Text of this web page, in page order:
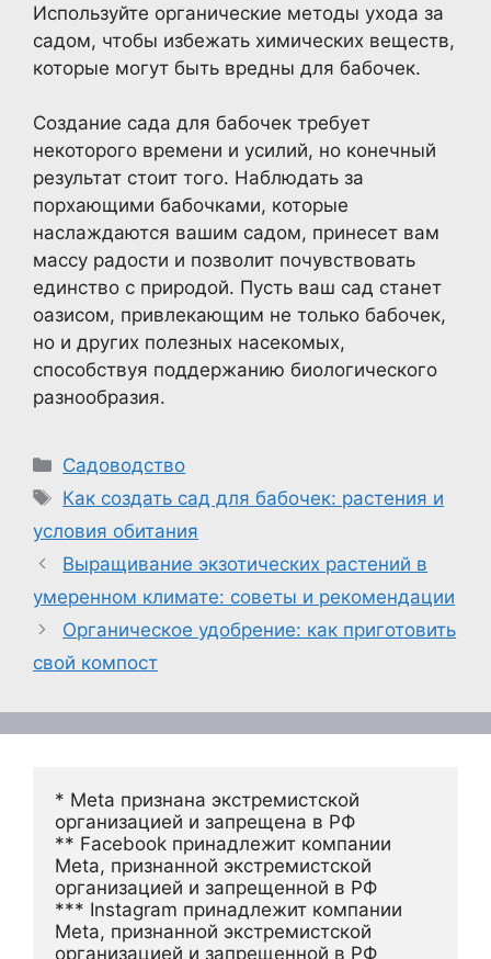
Используйте органические методы ухода за
садом, чтобы избежать химических веществ,
которые могут быть вредны для бабочек.
Создание сада для бабочек требует
некоторого времени и усилий, но конечный
результат стоит того. Наблюдать за
порхающими бабочками, которые
наслаждаются вашим садом, принесет вам
массу радости и позволит почувствовать
единство с природой. Пусть ваш сад станет
оазисом, привлекающим не только бабочек,
но и других полезных насекомых,
способствуя поддержанию биологического
разнообразия.
Рубрики
Садоводство
Метки
Как создать сад для бабочек: растения и
условия обитания
Выращивание экзотических растений в
умеренном климате: советы и рекомендации
Органическое удобрение: как приготовить
свой компост
* Meta признана экстремистской
организацией и запрещена в РФ
** Facebook принадлежит компании
Meta, признанной экстремистской
организацией и запрещенной в РФ
*** Instagram принадлежит компании
Meta, признанной экстремистской
организацией и запрещенной в РФ